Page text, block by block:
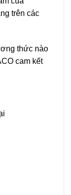
trên các
thức nào
cam kết